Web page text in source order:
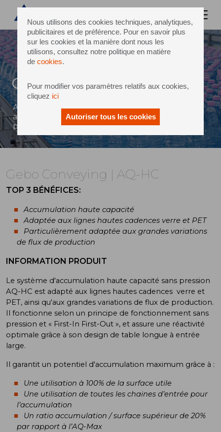
Nous utilisons des cookies techniques, analytiques,
publicitaires et de préférence. Pour en savoir plus
sur les cookies et la manière dont nous les
utilisons, consultez notre politique en matière
de cookies.
Pour modifier vos paramètres relatifs aux cookies,
cliquez ici
Autoriser tous les cookies
Gebo Conveying | AQ-HC
Accumulation sans pression, particulièrement
adaptée aux grandes variations de flux de
production
Gebo Conveying | AQ-HC
TOP 3 BÉNÉFICES:
Accumulation haute capacité
Adaptée aux lignes hautes cadences verre et PET
Particulièrement adaptée aux grandes variations
de flux de production
INFORMATION PRODUIT
Le système d'accumulation haute capacité sans pression
AQ-HC est adapté aux lignes hautes cadences verre et
PET, ainsi qu'aux grandes variations de flux de production.
Il fonctionne selon un principe de fonctionnement sans
pression et « First-In First-Out », et assure une réactivité
optimale grâce à son design de table longue à entrée
large.
Il garantit un potentiel d'accumulation maximum grâce à :
Une utilisation à 100% de la surface utile
Une utilisation de toutes les chaines d’entrée pour
l’accumulation
Un ratio accumulation / surface supérieur de 20%
par rapport à l’AQ-Max